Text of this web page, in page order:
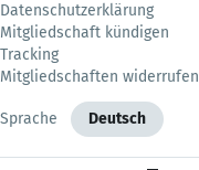
Datenschutzerklärung
Mitgliedschaft kündigen
Tracking
Mitgliedschaften widerrufen
Sprache Deutsch